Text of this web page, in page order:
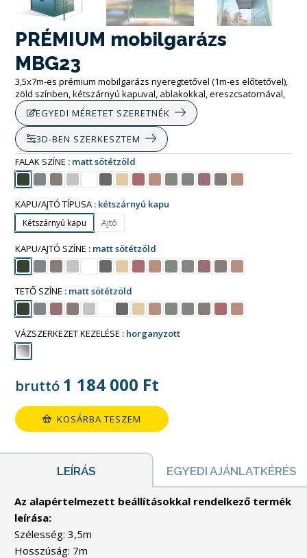
PRÉMIUM mobilgarázs
MBG23
3,5x7m-es prémium mobilgarázs nyeregtetővel (1m-es előtetővel),
zöld színben, kétszárnyú kapuval, ablakokkal, ereszcsatornával,
EGYEDI MÉRETET SZERETNÉK
3D-BEN SZERKESZTEM
FALAK SZÍNE
matt sötétzöld
KAPU/AJTÓ TÍPUSA kétszárnyú kapu
Kétszárnyú kapu Ajtó
KAPU/AJTÓ SZÍNE matt sötétzöld
TETŐ SZÍNE matt sötétzöld
VÁZSZERKEZET KEZELÉSE horganyzott
bruttó 1 184 000 Ft
KOSÁRBA TESZEM
LEÍRÁS EGYEDI AJÁNLATKÉRÉS
Az alapértelmezett beállításokkal rendelkező termék
leírása:
Szélesség: 3,5m
Hosszúság: 7m